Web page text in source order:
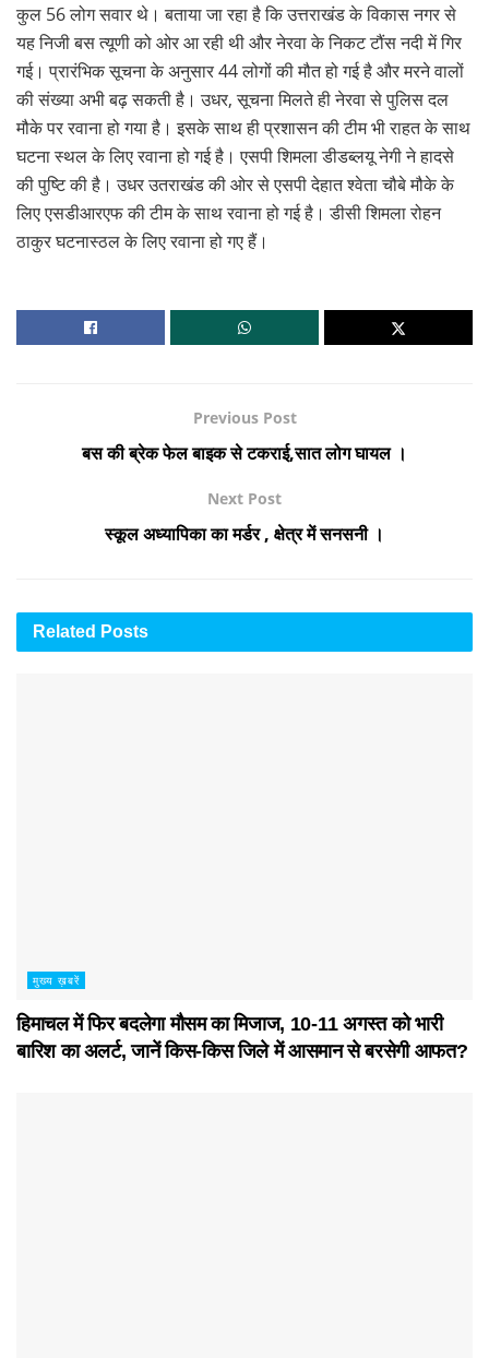
कुल 56 लोग सवार थे। बताया जा रहा है कि उत्तराखंड के विकास नगर से
यह निजी बस त्यूणी को ओर आ रही थी और नेरवा के निकट टौंस नदी में गिर
गई। प्रारंभिक सूचना के अनुसार 44 लोगों की मौत हो गई है और मरने वालों
की संख्या अभी बढ़ सकती है। उधर, सूचना मिलते ही नेरवा से पुलिस दल
मौके पर रवाना हो गया है। इसके साथ ही प्रशासन की टीम भी राहत के साथ
घटना स्थल के लिए रवाना हो गई है। एसपी शिमला डीडब्लयू नेगी ने हादसे
की पुष्टि की है। उधर उतराखंड की ओर से एसपी देहात श्वेता चौबे मौके के
लिए एसडीआरएफ की टीम के साथ रवाना हो गई है। डीसी शिमला रोहन
ठाकुर घटनास्ठल के लिए रवाना हो गए हैं।
Previous Post
बस की ब्रेक फेल बाइक से टकराई,सात लोग घायल ।
Next Post
स्कूल अध्यापिका का मर्डर , क्षेत्र में सनसनी ।
Related Posts
मुख्य ख़बरें
हिमाचल में फिर बदलेगा मौसम का मिजाज, 10-11 अगस्त को भारी
बारिश का अलर्ट, जानें किस-किस जिले में आसमान से बरसेगी आफत?